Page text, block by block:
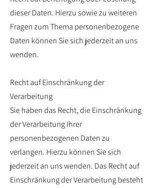
dieser Daten. Hierzu sowie zu weiteren
Fragen zum Thema personenbezogene
Daten können Sie sich jederzeit an uns
wenden.
Recht auf Einschränkung der
Verarbeitung
Sie haben das Recht, die Einschränkung
der Verarbeitung Ihrer
personenbezogenen Daten zu
verlangen. Hierzu können Sie sich
jederzeit an uns wenden. Das Recht auf
Einschränkung der Verarbeitung besteht